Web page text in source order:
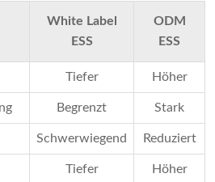
White Label
ESS
ODM
ESS
Tiefer Höher
Begrenzt Stark
Schwerwiegend Reduziert
Tiefer Höher